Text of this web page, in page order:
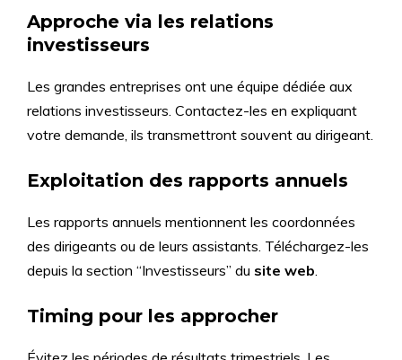
Approche via les relations
investisseurs
Les grandes entreprises ont une équipe dédiée aux
relations investisseurs. Contactez-les en expliquant
votre demande, ils transmettront souvent au dirigeant.
Exploitation des rapports annuels
Les rapports annuels mentionnent les coordonnées
des dirigeants ou de leurs assistants. Téléchargez-les
depuis la section “Investisseurs” du site web.
Timing pour les approcher